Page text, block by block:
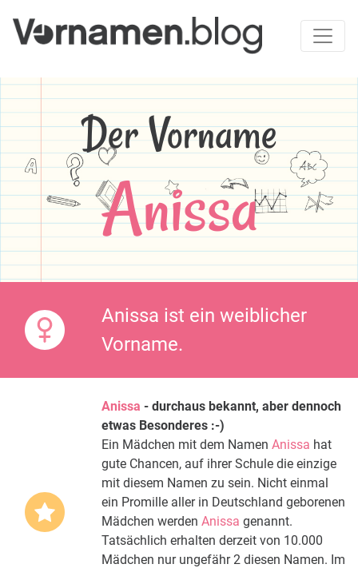
Der Vorname
Anissa
Anissa ist ein weiblicher
Vorname.
Anissa - durchaus bekannt, aber dennoch
etwas Besonderes :-)
Ein Mädchen mit dem Namen Anissa hat
gute Chancen, auf ihrer Schule die einzige
mit diesem Namen zu sein. Nicht einmal
ein Promille aller in Deutschland geborenen
Mädchen werden Anissa genannt.
Tatsächlich erhalten derzeit von 10.000
Mädchen nur ungefähr 2 diesen Namen. Im